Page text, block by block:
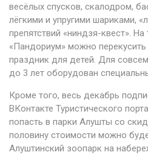
весёлых спусков, скалодром,
лёгкими и упругими шариками,
препятствий «ниндзя-квест». На
«Пандориум» можно
праздник для детей. Для
до 3 лет оборудован
Кроме того, весь декабрь
ВКонтакте Туристического
попасть в парки Алушты со
половину стоимости можно
Алуштинский зоопарк на